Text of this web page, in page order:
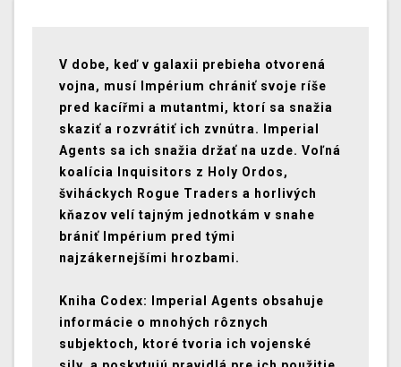
V dobe, keď v galaxii prebieha otvorená
vojna, musí Impérium chrániť svoje ríše
pred kacířmi a mutantmi, ktorí sa snažia
skaziť a rozvrátiť ich zvnútra. Imperial
Agents sa ich snažia držať na uzde. Voľná
koalícia Inquisitors z Holy Ordos,
šviháckych Rogue Traders a horlivých
kňazov velí tajným jednotkám v snahe
brániť Impérium pred tými
najzákernejšími hrozbami.
Kniha Codex: Imperial Agents obsahuje
informácie o mnohých rôznych
subjektoch, ktoré tvoria ich vojenské